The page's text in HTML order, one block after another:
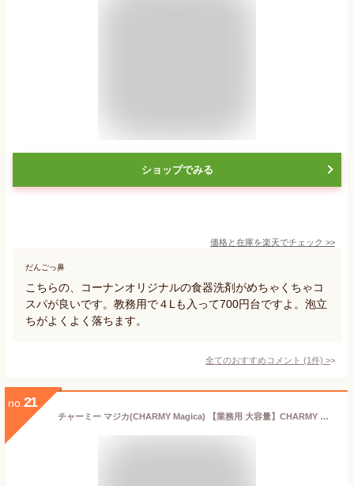
ショップでみる
価格と在庫を楽天でチェック >>
だんごっ鼻
こちらの、コーナンオリジナルの食器洗剤がめちゃくちゃコ
スパが良いです。教務用で４Lも入って700円台ですよ。泡立
ちがよくよく落ちます。
全てのおすすめコメント (1件) >
no. 21
チャーミー マジカ(CHARMY Magica) 【業務用 大容量】CHARMY Magica除菌プラスプロフェッショナル微香ハーバルグリーンの香り1.9L食器用洗剤